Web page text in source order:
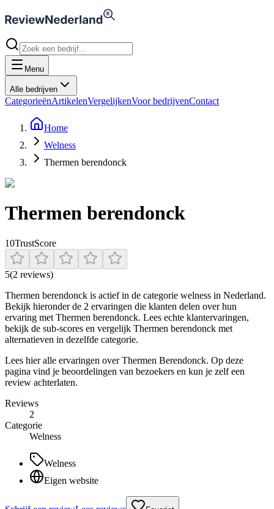
Menu
Alle bedrijven
CategorieënArtikelenVergelijkenVoor bedrijvenContact
Home
Welness
Thermen berendonck
Thermen berendonck
10TrustScore
5(2 reviews)
Thermen berendonck is actief in de categorie welness in Nederland.
Bekijk hieronder de 2 ervaringen die klanten delen over hun
ervaring met Thermen berendonck. Lees echte klantervaringen,
bekijk de sub-scores en vergelijk Thermen berendonck met
alternatieven in dezelfde categorie.
Lees hier alle ervaringen over Thermen Berendonck. Op deze
pagina vind je beoordelingen van bezoekers en kun je zelf een
review achterlaten.
Reviews
2
Categorie
Welness
Welness
Eigen website